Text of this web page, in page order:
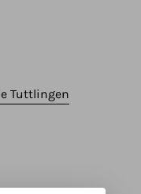
Tuttlingen